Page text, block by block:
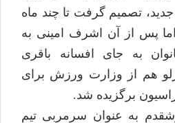
تصمیم گرفت تا چند ماه
پس از آن اشرف امینی به
به جای افسانه باقری
هم از وزارت ورزش برای
برگزیده شد.
به عنوان سرمربی تیم